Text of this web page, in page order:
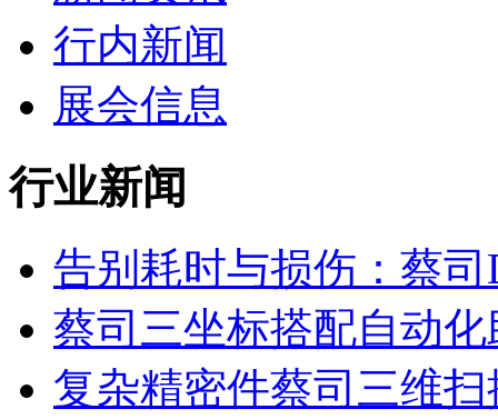
行内新闻
展会信息
行业新闻
告别耗时与损伤：蔡司
蔡司三坐标搭配自动化
复杂精密件蔡司三维扫